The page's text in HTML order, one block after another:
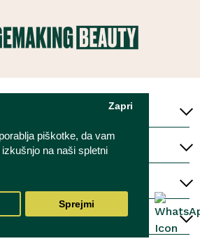
piškotke, da vam
na naši spletni
Zapri
Sprejmi